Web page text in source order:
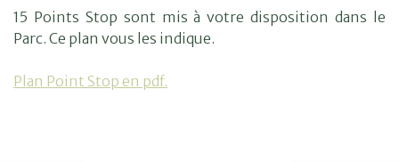
15 Points Stop sont mis à votre disposition dans le
Parc. Ce plan vous les indique.
Plan Point Stop en pdf.